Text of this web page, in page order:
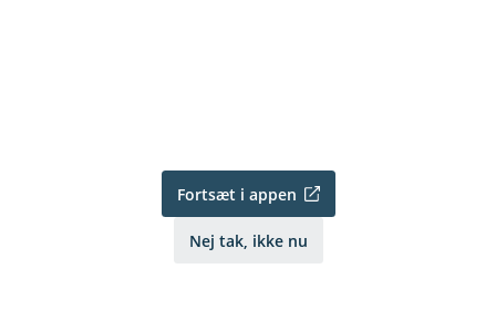
Fortsæt i appen
Nej tak, ikke nu